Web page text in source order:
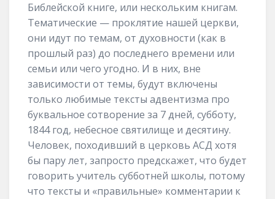
Библейской книге, или нескольким книгам.
Тематические — проклятие нашей церкви,
они идут по темам, от духовности (как в
прошлый раз) до последнего времени или
семьи или чего угодно. И в них, вне
зависимости от темы, будут включены
только любимые тексты адвентизма про
буквальное сотворение за 7 дней, субботу,
1844 год, небесное святилище и десятину.
Человек, походивший в церковь АСД хотя
бы пару лет, запросто предскажет, что будет
говорить учитель субботней школы, потому
что тексты и «правильные» комментарии к